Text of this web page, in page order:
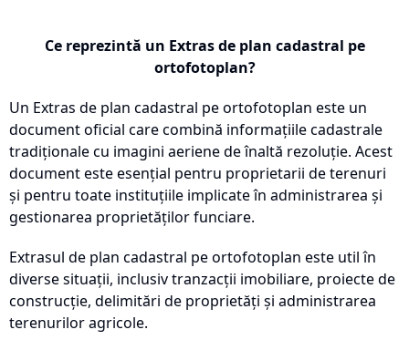
Ce reprezintă un Extras de plan cadastral pe
ortofotoplan?
Un Extras de plan cadastral pe ortofotoplan este un
document oficial care combină informațiile cadastrale
tradiționale cu imagini aeriene de înaltă rezoluție. Acest
document este esențial pentru proprietarii de terenuri
și pentru toate instituțiile implicate în administrarea și
gestionarea proprietăților funciare.
Extrasul de plan cadastral pe ortofotoplan este util în
diverse situații, inclusiv tranzacții imobiliare, proiecte de
construcție, delimitări de proprietăți și administrarea
terenurilor agricole.